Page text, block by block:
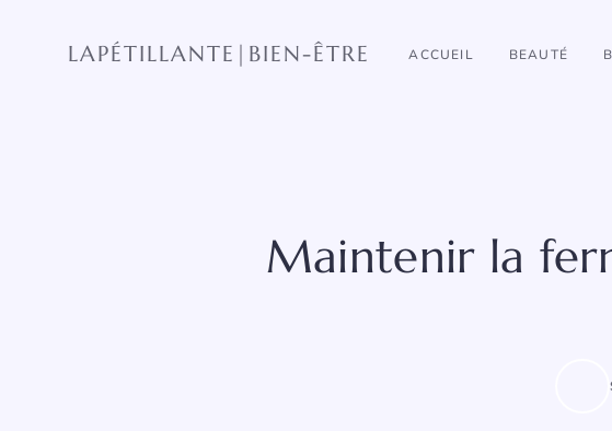
LAPÉTILLANTE|BIEN-ÊTRE ACCUEIL BEAUTÉ
Maintenir la